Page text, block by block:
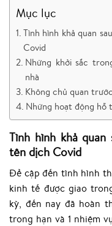
Mục lục
Tình hình khả quan
Covid
Những khởi sắc
nhà
Không chủ quan
Những hoạt động
Tình hình khả quan
tên dịch Covid
Đề cập đến tình hình
kinh tế được giao
kỳ, đến nay đã hoàn
trong hạn và 1 nhiệm